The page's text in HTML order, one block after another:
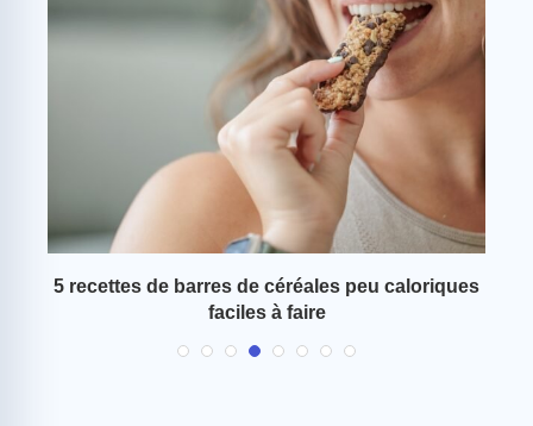
5 recettes de barres de céréales peu caloriques
faciles à faire